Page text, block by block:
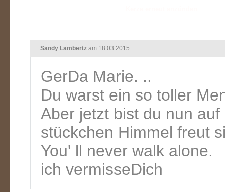
Sandy Lambertz am 18.03.2015
GerDa Marie. ..
Du warst ein so toller
Aber jetzt bist du nun
stückchen Himmel freut
You' ll never walk alone.
ich vermisseDich